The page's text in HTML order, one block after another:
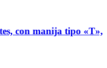
con manija tipo «T»,